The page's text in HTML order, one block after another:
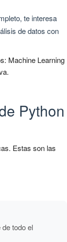
te interesa
de datos con
Machine Learning
Python
Estas son las
todo el